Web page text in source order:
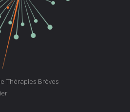
Thérapies Brèves